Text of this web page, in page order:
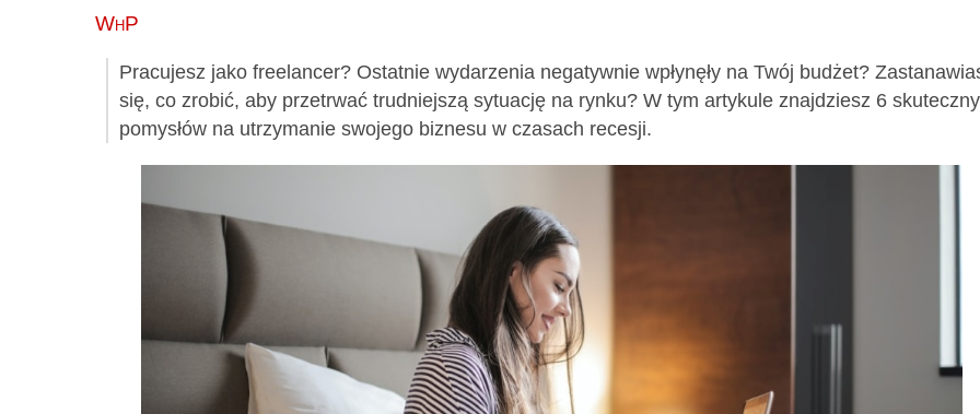
WhP
Pracujesz jako freelancer? Ostatnie wydarzenia negatywnie wpłynęły na Twój budżet?
się, co zrobić, aby przetrwać trudniejszą sytuację na rynku? W tym artykule znajdziesz 6
pomysłów na utrzymanie swojego biznesu w czasach recesji.